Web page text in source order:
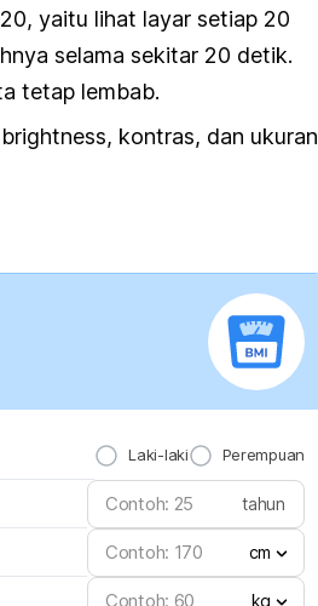
yaitu lihat layar setiap 20
selama sekitar 20 detik.
tetap lembab.
brightness, kontras, dan ukuran
Laki-laki Perempuan
tahun
cm
kg